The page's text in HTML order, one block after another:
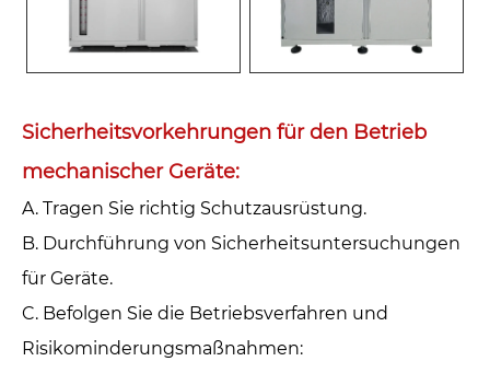
Sicherheitsvorkehrungen für den Betrieb
mechanischer Geräte: ‌
A. Tragen Sie richtig Schutzausrüstung.‌
B. Durchführung von Sicherheitsuntersuchungen
für Geräte.‌
C. Befolgen Sie die Betriebsverfahren und
Risikominderungsmaßnahmen: ‌